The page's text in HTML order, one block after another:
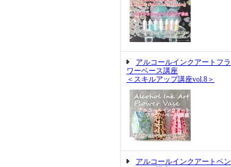
アルコールインクアートフラ
ワーベース講座
＜スキルアップ講座vol.8＞
アルコールインクアートペン